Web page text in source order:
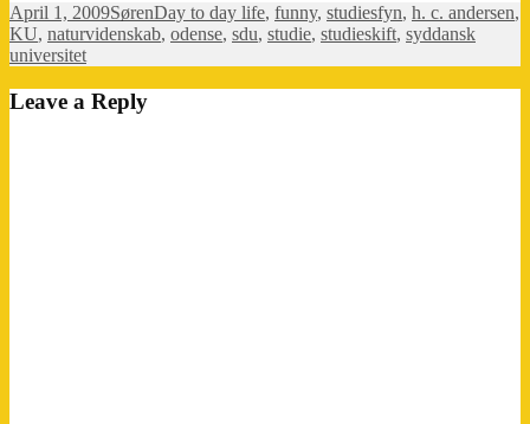
Posted
on
April 1, 2009Author
SørenCategories
Day to day life, funny, studiesTags
fyn, h. c. andersen,
KU, naturvidenskab, odense, sdu, studie, studieskift, syddansk
universitet
Leave a Reply